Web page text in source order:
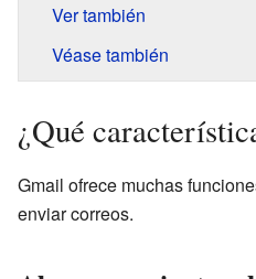
Ver también
Véase también
¿Qué
Gmail ofrece muchas
enviar correos.